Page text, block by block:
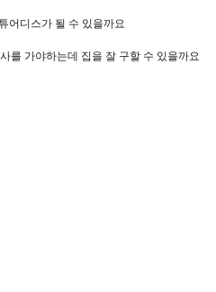
어디스가 될 수 있을까요
를 가야하는데 집을 잘 구할 수 있을까요